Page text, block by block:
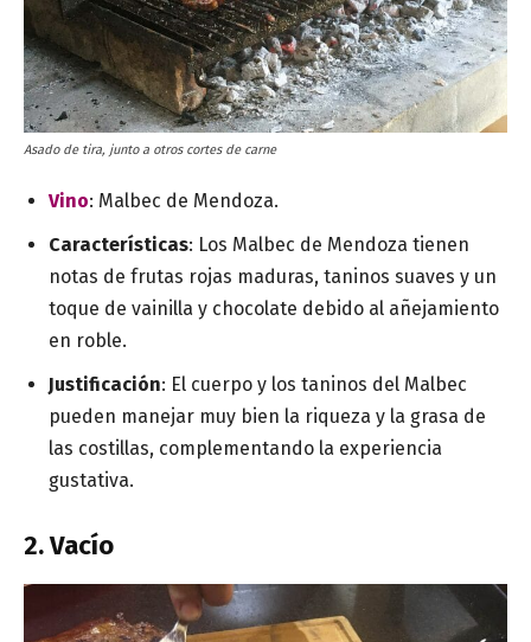
Asado de tira, junto a otros cortes de carne
Vino: Malbec de Mendoza.
Características: Los Malbec de Mendoza tienen
notas de frutas rojas maduras, taninos suaves y un
toque de vainilla y chocolate debido al añejamiento
en roble.
Justificación: El cuerpo y los taninos del Malbec
pueden manejar muy bien la riqueza y la grasa de
las costillas, complementando la experiencia
gustativa.
2. Vacío